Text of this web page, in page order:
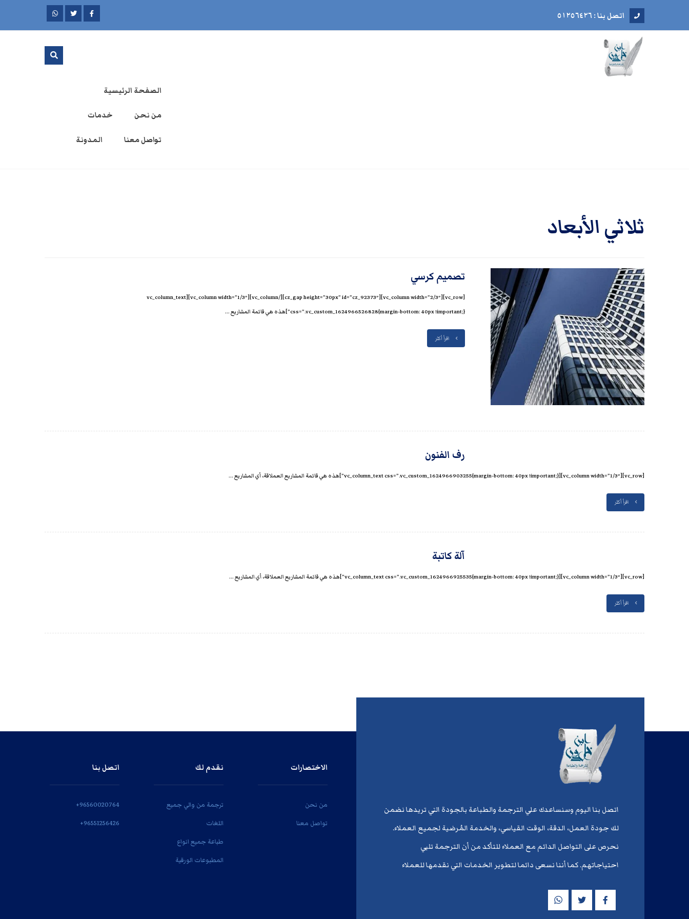
اتصل بنا : ٥١٢٥٦٤٢٦
الصفحة الرئيسية
من نحن خدمات
تواصل معنا المدونة
ثلاثي الأبعاد
تصميم كرسي
[vc_row][vc_column width=”2/3″][cz_gap height=”30px” id=”cz_92373″][/vc_column][vc_column width=”1/3″][vc_column_text
css=”.vc_custom_1624966526828{margin-bottom: 40px !important;}”]هذه هي قائمة المشاريع ...
اقرأ أكثر
رف الفنون
[vc_row][vc_column width=”1/3″][vc_column_text css=”.vc_custom_1624966903255{margin-bottom: 40px !important;}”]هذه هي قائمة المشاريع العملاقة، أي المشاريع ...
اقرأ أكثر
آلة كاتبة
[vc_row][vc_column width=”1/3″][vc_column_text css=”.vc_custom_1624966925535{margin-bottom: 40px !important;}”]هذه هي قائمة المشاريع العملاقة، أي المشاريع ...
اقرأ أكثر
اتصل بنا اليوم وسنساعدك علي الترجمة والطباعة بالجودة التي تريدها نضمن
لك جودة العمل، الدقة، الوقت القياسي، والخدمة المُرضية لجميع العملاء.
نحرص على التواصل الدائم مع العملاء للتأكد من أن الترجمة تلبي
احتياجاتهم. كما أننا نسعى دائما لتطوير الخدمات التي نقدمها للعملاء
الاختصارات
من نحن
تواصل معنا
نقدم لك
ترجمة من والي جميع
اللغات
طباعة جميع انواع
المطبوعات الورقية
اتصل بنا
‎+96560020764
‎+96551256426